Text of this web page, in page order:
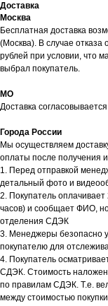
Доставка
Москва
Бесплатная доставка
(Москва). В случае отказа
рублей при условии, что
выбрал покупатель.
МО
Доставка
Города России
Мы осуществляем
оплаты после получения
1. Перед отправкой
детальный фото и
2. Покупатель
часов) и сообщает ФИО,
отделения СДЭК
3. Менеджеры безопасно
покупателю для
4. Покупатель
СДЭК. Стоимость
по правилам СДЭК. Т.е.
между стоимостью